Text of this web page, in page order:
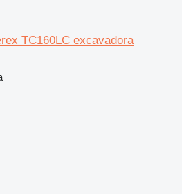
TC160LC excavadora